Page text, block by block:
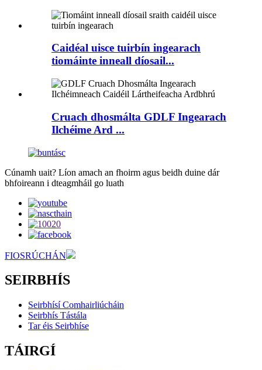
Caidéal uisce tuirbín ingearach
tiomáinte inneall díosail...
Cruach dhosmálta GDLF Ingearach
Ilchéime Ard ...
Cúnamh uait? Líon amach an fhoirm agus beidh duine dár
bhfoireann i dteagmháil go luath
FIOSRÚCHÁN
SEIRBHÍS
Seirbhísí Comhairliúcháin
Seirbhís Tástála
Tar éis Seirbhíse
TÁIRGÍ